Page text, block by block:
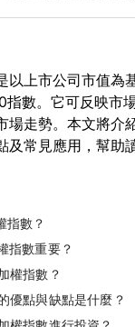
以上市公司市值為
數。它可反映市
場走勢。本文將介
及常見應用，幫助
指數？
指數重要？
權指數？
優點與缺點是什麼？